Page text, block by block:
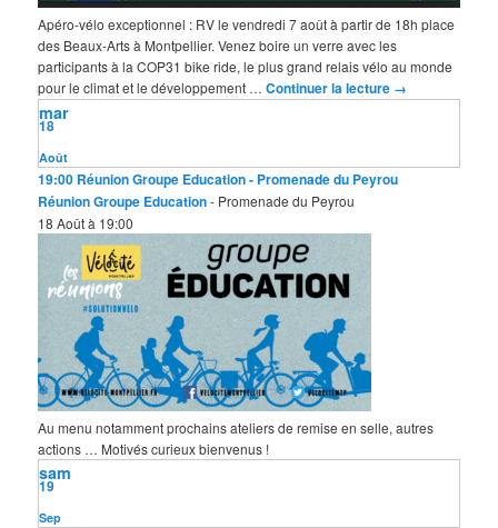
Apéro-vélo exceptionnel : RV le vendredi 7 août à partir de 18h place
des Beaux-Arts à Montpellier. Venez boire un verre avec les
participants à la COP31 bike ride, le plus grand relais vélo au monde
pour le climat et le développement …Continuer la lecture →
Août
18
mar
19:00 Réunion Groupe Education- Promenade du Peyrou
Réunion Groupe Education- Promenade du Peyrou
18 Août à 19:00
Au menu notamment prochains ateliers de remise en selle, autres
actions … Motivés curieux bienvenus !
Sep
19
sam